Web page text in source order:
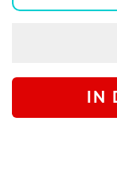
IN